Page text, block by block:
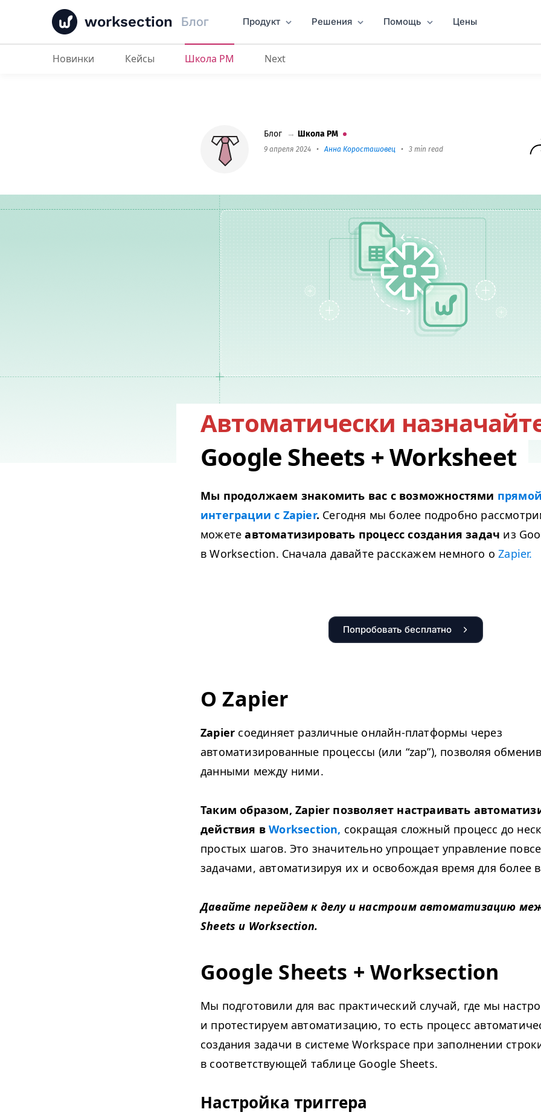
worksection Блог Продукт Решения Помощь Цены
Автоматически назначайте задачи: Google Sheets + Worksheet
Новинки Кейсы Школа PM Next
Блог → Школа PM
9 апреля 2024 •Анна Коросташовец • 3 min read
Автоматически
Google Sheets + Worksheet
Мы продолжаем знакомить вас с возможностями прямой
интеграции с Zapi­er. Сегодня мы более подробно
можетеавтоматизировать процесс создания задач из
в Work­sec­tion. Сначала давайте расскажем немного оZapi­er.
Попробовать бесплатно
О Zapi­er
Zapi­er соединяет различные онлайн-платформы через
автоматизированные процессы (или “zap”), позволяя
данными между ними.
Таким образом, Zapi­er позволяет настраивать
действия вWork­sec­tion, сокращая сложный процесс до
простых шагов. Это значительно упрощает управление
задачами, автоматизируя их и освобождая время для более
Давайте перейдем к делу и настроим автоматизацию
Sheets и Worksection.
Google Sheets + Worksection
Мы подготовили для вас практический случай, где мы
и протестируем автоматизацию, то есть процесс
создания задачи в системе Work­space при заполнении
в соответствующей таблице Google Sheets.
Настройка триггера